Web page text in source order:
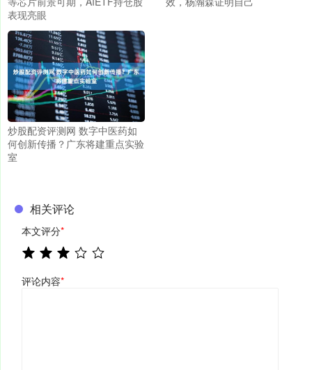
表现亮眼
炒股配资评测网 数字中医药如
何创新传播？广东将建重点实验
室
相关评论
本文评分*
评论内容*